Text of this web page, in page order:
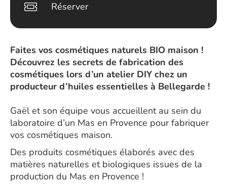
Faites vos cosmétiques naturels BIO maison !
Découvrez les secrets de fabrication des
cosmétiques lors d’un atelier DIY chez un
producteur d’huiles essentielles à Bellegarde !
Gaël et son équipe vous accueillent au sein du
laboratoire d’un Mas en Provence pour fabriquer
vos cosmétiques maison.
Des produits cosmétiques élaborés avec des
matières naturelles et biologiques issues de la
production du Mas en Provence !
Réserver